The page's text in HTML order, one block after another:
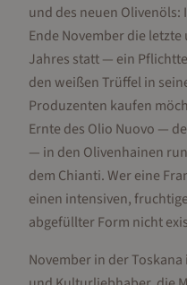
und des neuen
Ende November die
Jahres statt — ein
den weißen Trüffel in
Produzenten kaufen
Ernte des Olio Nuovo —
— in den Olivenhainen
dem Chianti. Wer eine
einen intensiven,
abgefüllter Form nicht
November in der